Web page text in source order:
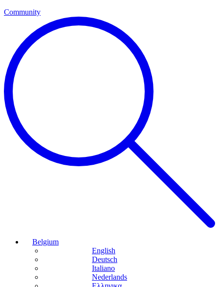
Community
Belgium
English
Deutsch
Italiano
Nederlands